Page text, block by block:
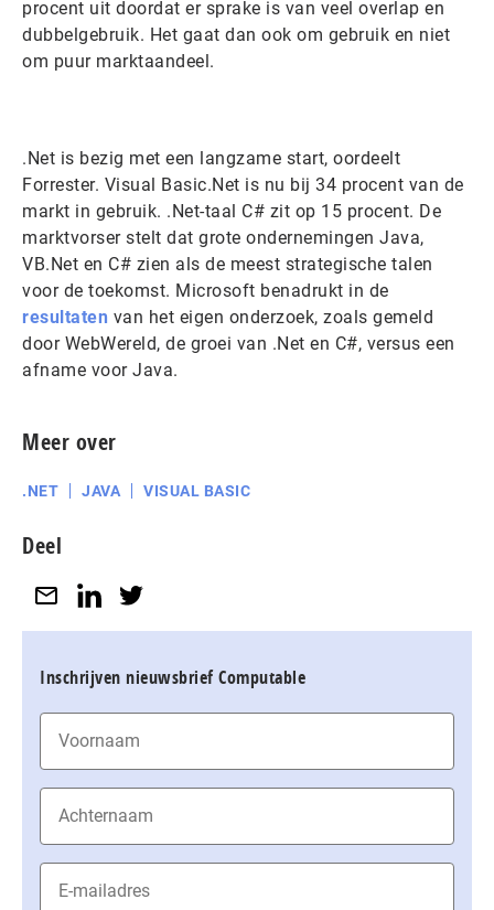
procent uit doordat er sprake is van veel overlap en
dubbelgebruik. Het gaat dan ook om gebruik en niet
om puur marktaandeel.
.Net is bezig met een langzame start, oordeelt
Forrester. Visual Basic.Net is nu bij 34 procent van de
markt in gebruik. .Net-taal C# zit op 15 procent. De
marktvorser stelt dat grote ondernemingen Java,
VB.Net en C# zien als de meest strategische talen
voor de toekomst. Microsoft benadrukt in de
resultaten van het eigen onderzoek, zoals gemeld
door WebWereld, de groei van .Net en C#, versus een
afname voor Java.
Meer over
.NET JAVA VISUAL BASIC
Deel
Inschrijven nieuwsbrief Computable